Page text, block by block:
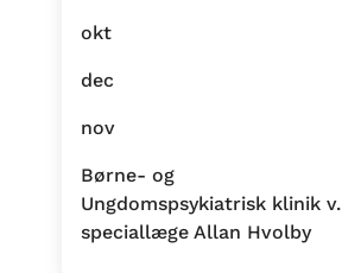
okt
dec
nov
Børne- og
Ungdomspsykiatrisk klinik v.
speciallæge Allan Hvolby